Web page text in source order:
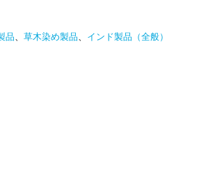
品、 草木染め製品、 インド製品（全般）